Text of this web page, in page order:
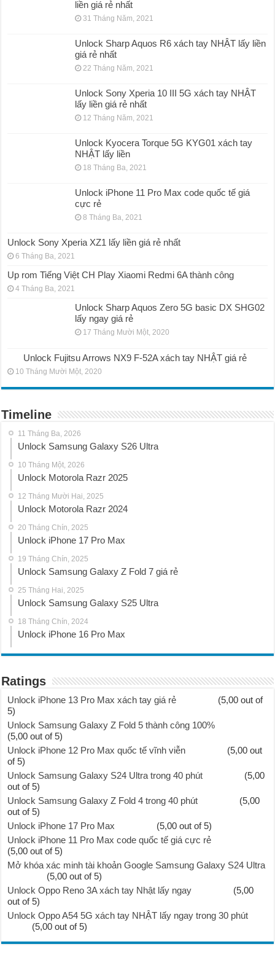
liền giá rẻ nhất
31 Tháng Năm, 2021
Unlock Sharp Aquos R6 xách tay NHẬT lấy liền
giá rẻ nhất
22 Tháng Năm, 2021
Unlock Sony Xperia 10 III 5G xách tay NHẬT
lấy liền giá rẻ nhất
12 Tháng Năm, 2021
Unlock Kyocera Torque 5G KYG01 xách tay
NHẬT lấy liền
18 Tháng Ba, 2021
Unlock iPhone 11 Pro Max code quốc tế giá
cực rẻ
8 Tháng Ba, 2021
Unlock Sony Xperia XZ1 lấy liền giá rẻ nhất
6 Tháng Ba, 2021
Up rom Tiếng Việt CH Play Xiaomi Redmi 6A thành công
4 Tháng Ba, 2021
Unlock Sharp Aquos Zero 5G basic DX SHG02
lấy ngay giá rẻ
17 Tháng Mười Một, 2020
Unlock Fujitsu Arrows NX9 F-52A xách tay NHẬT giá rẻ
10 Tháng Mười Một, 2020
Timeline
11 Tháng Ba, 2026
Unlock Samsung Galaxy S26 Ultra
10 Tháng Một, 2026
Unlock Motorola Razr 2025
12 Tháng Mười Hai, 2025
Unlock Motorola Razr 2024
20 Tháng Chín, 2025
Unlock iPhone 17 Pro Max
19 Tháng Chín, 2025
Unlock Samsung Galaxy Z Fold 7 giá rẻ
25 Tháng Hai, 2025
Unlock Samsung Galaxy S25 Ultra
18 Tháng Chín, 2024
Unlock iPhone 16 Pro Max
Ratings
Unlock iPhone 13 Pro Max xách tay giá rẻ
(5,00 out of
5)
Unlock Samsung Galaxy Z Fold 5 thành công 100%
(5,00 out of 5)
Unlock iPhone 12 Pro Max quốc tế vĩnh viễn
(5,00 out
of 5)
Unlock Samsung Galaxy S24 Ultra trong 40 phút
(5,00
out of 5)
Unlock Samsung Galaxy Z Fold 4 trong 40 phút
(5,00
out of 5)
Unlock iPhone 17 Pro Max
(5,00 out of 5)
Unlock iPhone 11 Pro Max code quốc tế giá cực rẻ
(5,00 out of 5)
Mở khóa xác minh tài khoản Google Samsung Galaxy S24 Ultra
(5,00 out of 5)
Unlock Oppo Reno 3A xách tay Nhật lấy ngay
(5,00
out of 5)
Unlock Oppo A54 5G xách tay NHẬT lấy ngay trong 30 phút
(5,00 out of 5)